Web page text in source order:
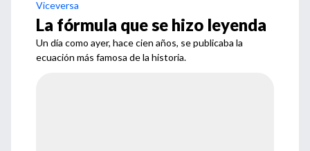
Viceversa
La fórmula que se hizo leyenda
Un día como ayer, hace cien años, se publicaba la
ecuación más famosa de la historia.